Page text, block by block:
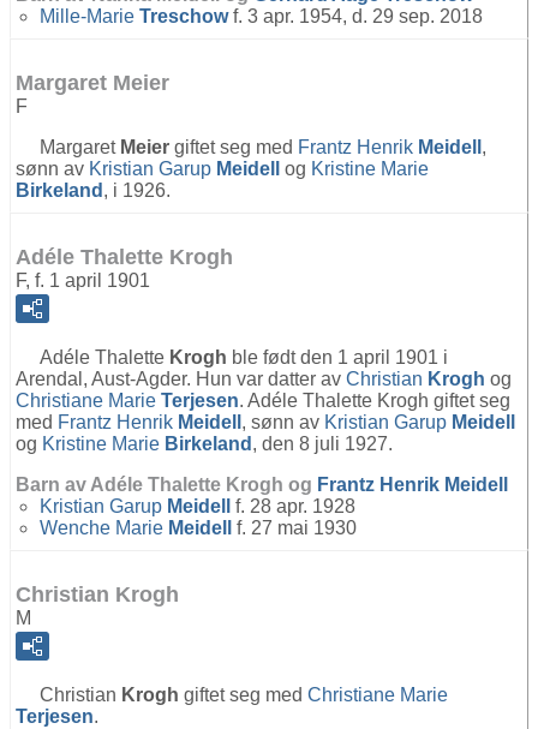
Mille-Marie Treschowf. 3 apr. 1954, d. 29 sep. 2018
Margaret Meier
F
Margaret Meier giftet seg med Frantz Henrik Meidell ,
sønn av Kristian Garup Meidell og Kristine Marie
Birkeland , i 1926.
Adéle Thalette Krogh
F, f. 1 april 1901
Adéle Thalette Krogh ble født den 1 april 1901 i
Arendal, Aust-Agder. Hun var datter av Christian Krogh og
Christiane Marie Terjesen. Adéle Thalette Krogh giftet seg
med Frantz Henrik Meidell , sønn av Kristian Garup Meidell
og Kristine Marie Birkeland , den 8 juli 1927.
Barn av Adéle Thalette Krogh og Frantz Henrik Meidell
Kristian Garup Meidell
f. 28 apr. 1928
Wenche Marie Meidell f. 27 mai 1930
Christian Krogh
M
Christian Krogh giftet seg med Christiane Marie
Terjesen.